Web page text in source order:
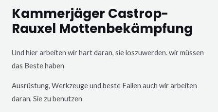
Kammerjäger Castrop-
Rauxel Mottenbekämpfung
Und hier arbeiten wir hart daran, sie loszuwerden. wir müssen
das Beste haben
Ausrüstung, Werkzeuge und beste Fallen auch wir arbeiten
daran, Sie zu benutzen